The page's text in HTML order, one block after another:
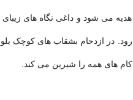
هدیه مى شود و داغى نگاه هاى
رود. در ازدحام بشقاب هاى کوچک
کام هاى همه را شیرین مى کند.